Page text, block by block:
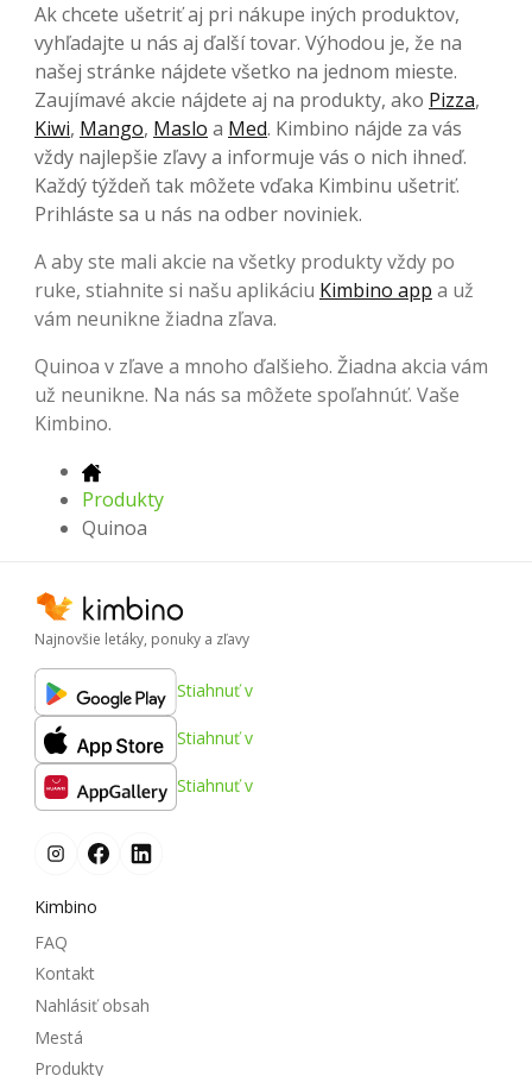
Ak chcete ušetriť aj pri nákupe iných produktov,
vyhľadajte u nás aj ďalší tovar. Výhodou je, že na
našej stránke nájdete všetko na jednom mieste.
Zaujímavé akcie nájdete aj na produkty, ako Pizza,
Kiwi, Mango, Maslo a Med. Kimbino nájde za vás
vždy najlepšie zľavy a informuje vás o nich ihneď.
Každý týždeň tak môžete vďaka Kimbinu ušetriť.
Prihláste sa u nás na odber noviniek.
A aby ste mali akcie na všetky produkty vždy po
ruke, stiahnite si našu aplikáciu Kimbino app a už
vám neunikne žiadna zľava.
Quinoa v zľave a mnoho ďalšieho. Žiadna akcia vám
už neunikne. Na nás sa môžete spoľahnúť. Vaše
Kimbino.
Produkty
Quinoa
Najnovšie letáky, ponuky a zľavy
Stiahnuť v
Stiahnuť v
Stiahnuť v
Kimbino
FAQ
Kontakt
Nahlásiť obsah
Mestá
Produkty